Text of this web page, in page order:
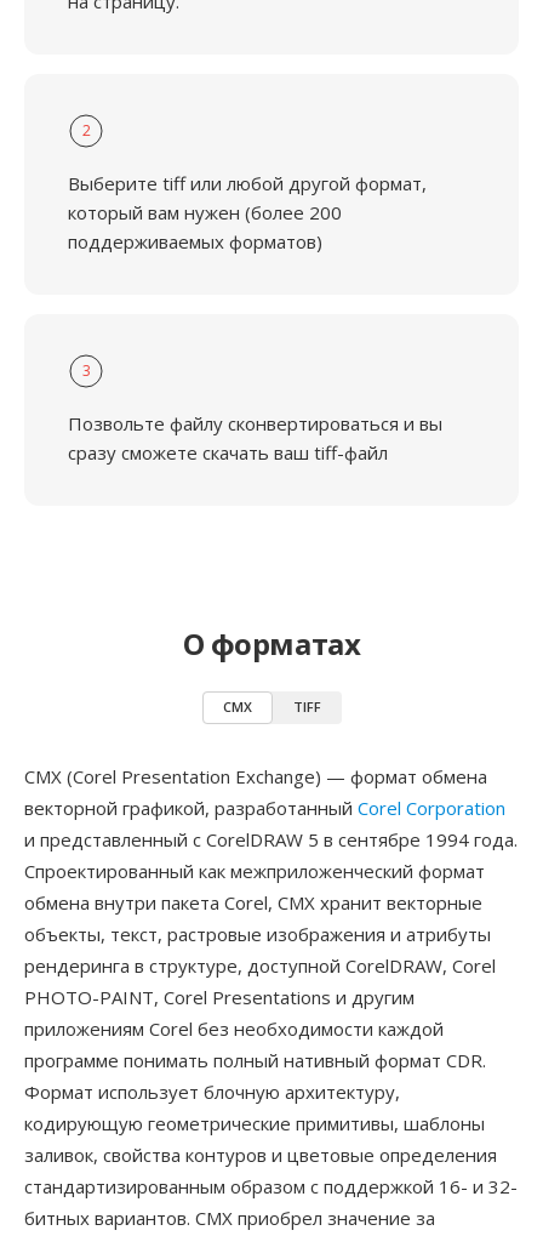
2
Выберите tiff или любой другой формат,
который вам нужен (более 200
поддерживаемых форматов)
3
Позвольте файлу сконвертироваться и вы
сразу сможете скачать ваш tiff-файл
О форматах
CMX TIFF
CMX (Corel Presentation Exchange) — формат обмена
векторной графикой, разработанный Corel Corporation
и представленный с CorelDRAW 5 в сентябре 1994 года.
Спроектированный как межприложенческий формат
обмена внутри пакета Corel, CMX хранит векторные
объекты, текст, растровые изображения и атрибуты
рендеринга в структуре, доступной CorelDRAW, Corel
PHOTO-PAINT, Corel Presentations и другим
приложениям Corel без необходимости каждой
программе понимать полный нативный формат CDR.
Формат использует блочную архитектуру,
кодирующую геометрические примитивы, шаблоны
заливок, свойства контуров и цветовые определения
стандартизированным образом с поддержкой 16- и 32-
битных вариантов. CMX приобрел значение за